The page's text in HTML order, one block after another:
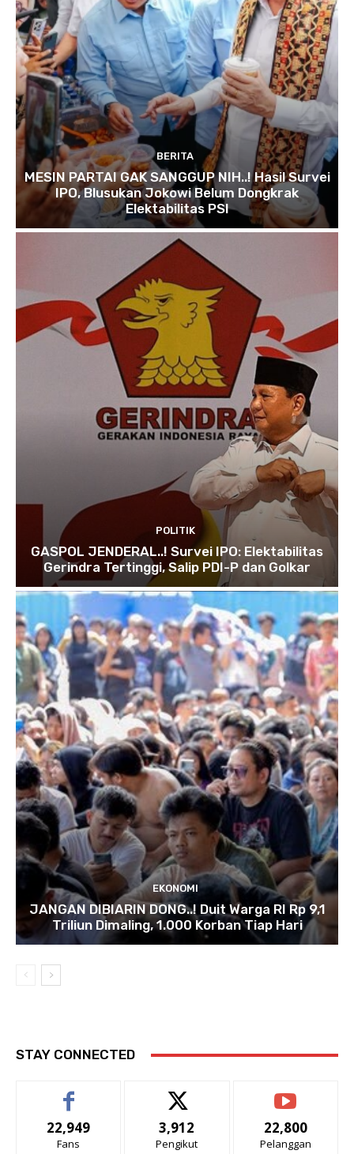
BERITA
MESIN PARTAI GAK SANGGUP NIH..! Hasil Survei
IPO, Blusukan Jokowi Belum Dongkrak
Elektabilitas PSI
POLITIK
GASPOL JENDERAL..! Survei IPO: Elektabilitas
Gerindra Tertinggi, Salip PDI-P dan Golkar
EKONOMI
JANGAN DIBIARIN DONG..! Duit Warga RI Rp 9,1
Triliun Dimaling, 1.000 Korban Tiap Hari
STAY CONNECTED
22,949
Fans
3,912
Pengikut
22,800
Pelanggan